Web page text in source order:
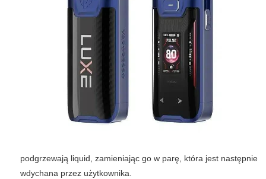
podgrzewają liquid, zamieniając go w parę, która jest następnie
wdychana przez użytkownika.